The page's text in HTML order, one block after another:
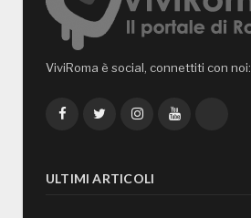
ViviRoma è social, connettiti con noi:
FacebookTwitterInstagramYouTube
ULTIMI ARTICOLI